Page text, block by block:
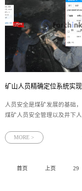
题，做好安全生产智能化管
技通过最新的UBeacon &
位系统，对化工厂区域人员
车辆实现实时定位。
人员安全是煤矿发展的基础
煤矿人员安全管理以及井下
科技矿山人员精确定位系统
高精度定位，融合各类系统数
MORE >
首页 上页 29